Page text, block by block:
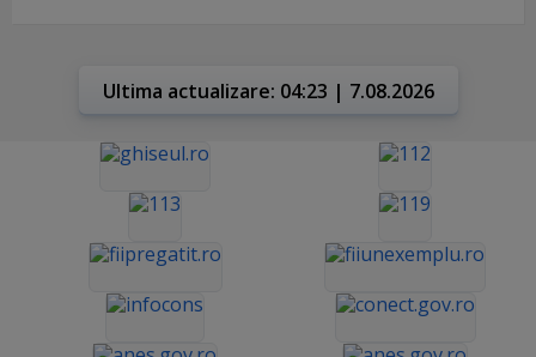
Ultima actualizare: 04:23 | 7.08.2026